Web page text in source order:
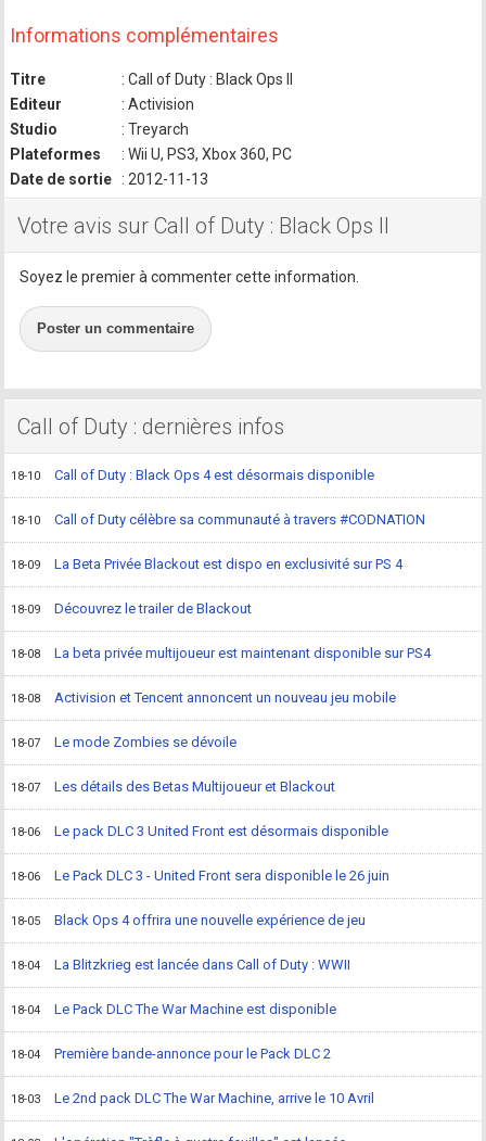
Informations complémentaires
Titre
: Call of Duty : Black Ops II
Editeur
: Activision
Studio
: Treyarch
Plateformes
: Wii U, PS3, Xbox 360, PC
Date de sortie
: 2012-11-13
Votre avis sur Call of Duty : Black Ops II
Soyez le premier à commenter cette information.
Poster un commentaire
Call of Duty : dernières infos
18-10 Call of Duty : Black Ops 4 est désormais disponible
18-10 Call of Duty célèbre sa communauté à travers #CODNATION
18-09 La Beta Privée Blackout est dispo en exclusivité sur PS 4
18-09 Découvrez le trailer de Blackout
18-08 La beta privée multijoueur est maintenant disponible sur PS4
18-08 Activision et Tencent annoncent un nouveau jeu mobile
18-07 Le mode Zombies se dévoile
18-07 Les détails des Betas Multijoueur et Blackout
18-06 Le pack DLC 3 United Front est désormais disponible
18-06 Le Pack DLC 3 - United Front sera disponible le 26 juin
18-05 Black Ops 4 offrira une nouvelle expérience de jeu
18-04 La Blitzkrieg est lancée dans Call of Duty : WWII
18-04 Le Pack DLC The War Machine est disponible
18-04 Première bande-annonce pour le Pack DLC 2
18-03 Le 2nd pack DLC The War Machine, arrive le 10 Avril